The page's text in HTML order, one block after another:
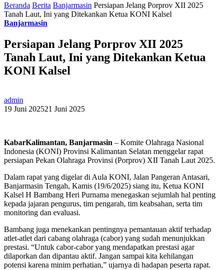
Beranda Berita Banjarmasin Persiapan Jelang Porprov XII 2025
Tanah Laut, Ini yang Ditekankan Ketua KONI Kalsel
Banjarmasin
Persiapan Jelang Porprov XII 2025
Tanah Laut, Ini yang Ditekankan Ketua
KONI Kalsel
admin
19 Juni 202521 Juni 2025
KabarKalimantan, Banjarmasin – Komite Olahraga Nasional
Indonesia (KONI) Provinsi Kalimantan Selatan menggelar rapat
persiapan Pekan Olahraga Provinsi (Porprov) XII Tanah Laut 2025.
Dalam rapat yang digelar di Aula KONI, Jalan Pangeran Antasari,
Banjarmasin Tengah, Kamis (19/6/2025) siang itu, Ketua KONI
Kalsel H Bambang Heri Purnama menegaskan sejumlah hal penting
kepada jajaran pengurus, tim pengarah, tim keabsahan, serta tim
monitoring dan evaluasi.
Bambang juga menekankan pentingnya pemantauan aktif terhadap
atlet-atlet dari cabang olahraga (cabor) yang sudah menunjukkan
prestasi. “Untuk cabor-cabor yang mendapatkan prestasi agar
dilaporkan dan dipantau aktif. Jangan sampai kita kehilangan
potensi karena minim perhatian,” ujarnya di hadapan peserta rapat.